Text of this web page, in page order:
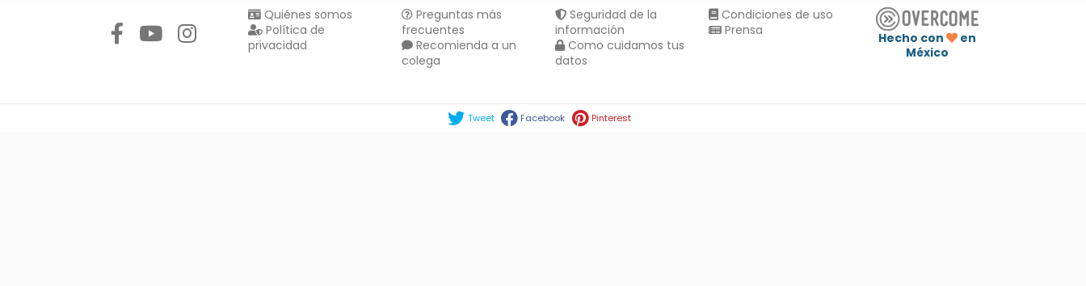
Quiénes somos
Política de
privacidad
Preguntas más
frecuentes
Recomienda a un
colega
Seguridad de la
información
Como cuidamos tus
datos
Condiciones de uso
Prensa
Hecho con
en
México
Tweet Facebook Pinterest